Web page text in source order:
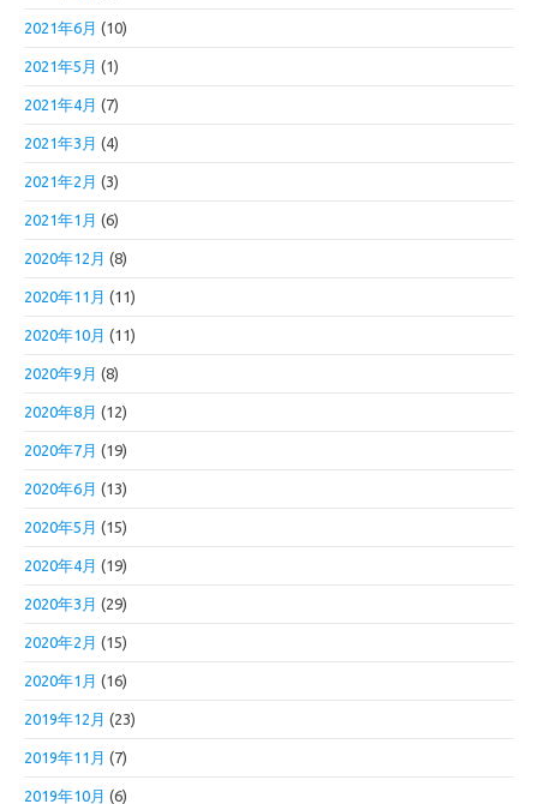
2021年6月 (10)
2021年5月 (1)
2021年4月 (7)
2021年3月 (4)
2021年2月 (3)
2021年1月 (6)
2020年12月 (8)
2020年11月 (11)
2020年10月 (11)
2020年9月 (8)
2020年8月 (12)
2020年7月 (19)
2020年6月 (13)
2020年5月 (15)
2020年4月 (19)
2020年3月 (29)
2020年2月 (15)
2020年1月 (16)
2019年12月 (23)
2019年11月 (7)
2019年10月 (6)